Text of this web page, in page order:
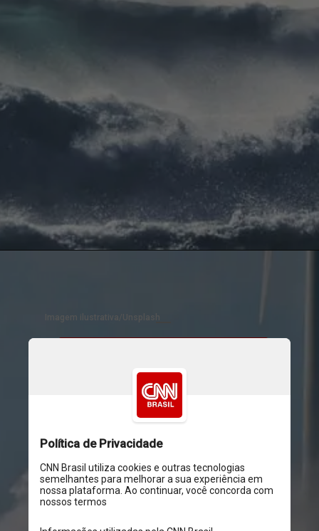
Terra, houve uma série de
eventos cataclísmicos. As
temperaturas globais
flutuaram; nuvens de
aerossol, fuligem e poeira
enchiam o ar; e incêndios
florestais começaram
Imagem ilustrativa/Unsplash